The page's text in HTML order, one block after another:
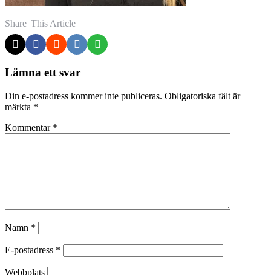
Share This Article
Lämna ett svar
Din e-postadress kommer inte publiceras. Obligatoriska fält är
märkta *
Kommentar *
Namn *
E-postadress *
Webbplats